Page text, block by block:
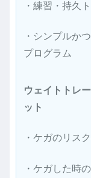
・練習・持久
・シンプルか
プログラム
ウェイトトレ
ット
・ケガのリス
・ケガした時